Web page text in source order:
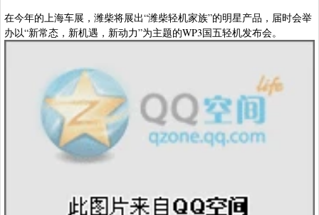
在今年的上海车展，潍柴将展出“潍柴轻机家族”的明星产品，届时会举
办以“新常态，新机遇，新动力”为主题的WP3国五轻机发布会。